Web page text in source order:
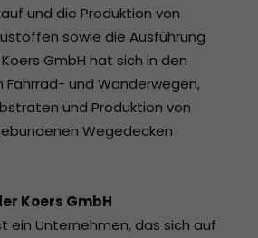
und die Produktion von
sowie die Ausführung
GmbH hat sich in den
Fahrrad- und Wanderwegen,
und Produktion von
Wegedecken
Koers GmbH
ein Unternehmen, das sich auf